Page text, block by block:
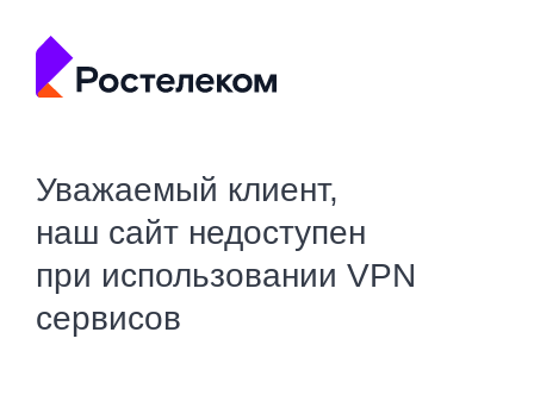
Уважаемый клиент,
наш сайт недоступен
при использовании VPN
сервисов